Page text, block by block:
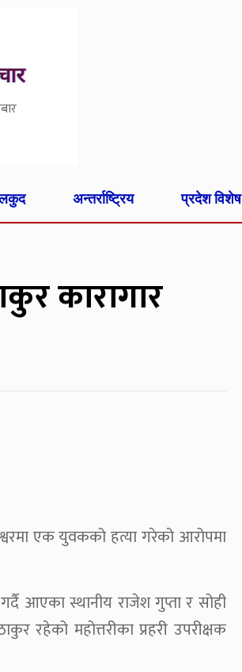
अन्तर्राष्ट्रिय प्रदेश विशेष
कारागार
एक युवकको हत्या गरेको आरोपमा
आएका स्थानीय राजेश गुप्ता र सोही
रहेको महोत्तरीका प्रहरी उपरीक्षक